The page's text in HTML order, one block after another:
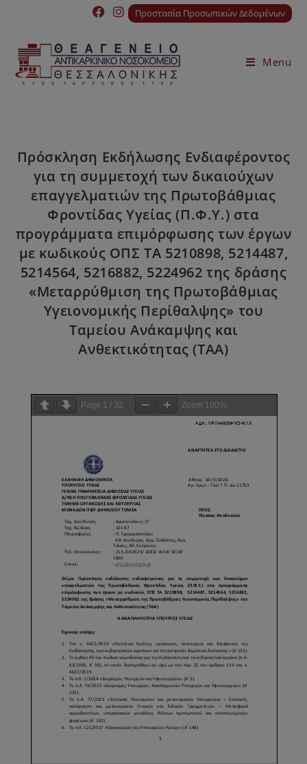
Προστασία Προσωπικών Δεδομένων
Menu
Πρόσκληση Εκδήλωσης Ενδιαφέροντος
για τη συμμετοχή των δικαιούχων
επαγγελματιών της Πρωτοβάθμιας
Φροντίδας Υγείας (Π.Φ.Υ.) στα
προγράμματα επιμόρφωσης των έργων
με κωδικούς ΟΠΣ ΤΑ 5210898, 5214487,
5214564, 5216882, 5224962 της δράσης
«Μεταρρύθμιση της Πρωτοβάθμιας
Υγειονομικής Περίθαλψης» του
Ταμείου Ανάκαμψης και
Ανθεκτικότητας (ΤΑΑ)
Page 1 / 32 Zoom 100%